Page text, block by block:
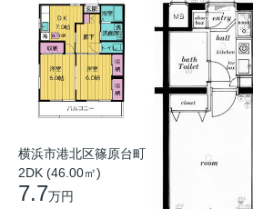
横浜市港北区篠原台町
2DK (46.00㎡)
7.7万円